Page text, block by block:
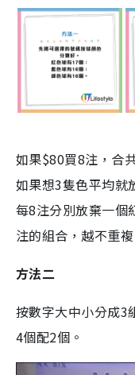
如果$80買8注，合
如果想3隻色平均就
每8注分別放棄一個
注的組合，越不重
方法二
按數字大中小分成3
4個配2個。